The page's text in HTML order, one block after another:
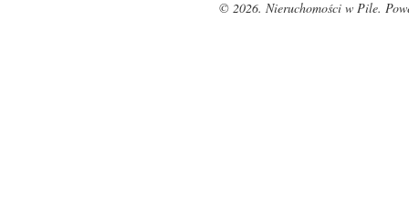
© 2026. Nieruchomości w Pile.